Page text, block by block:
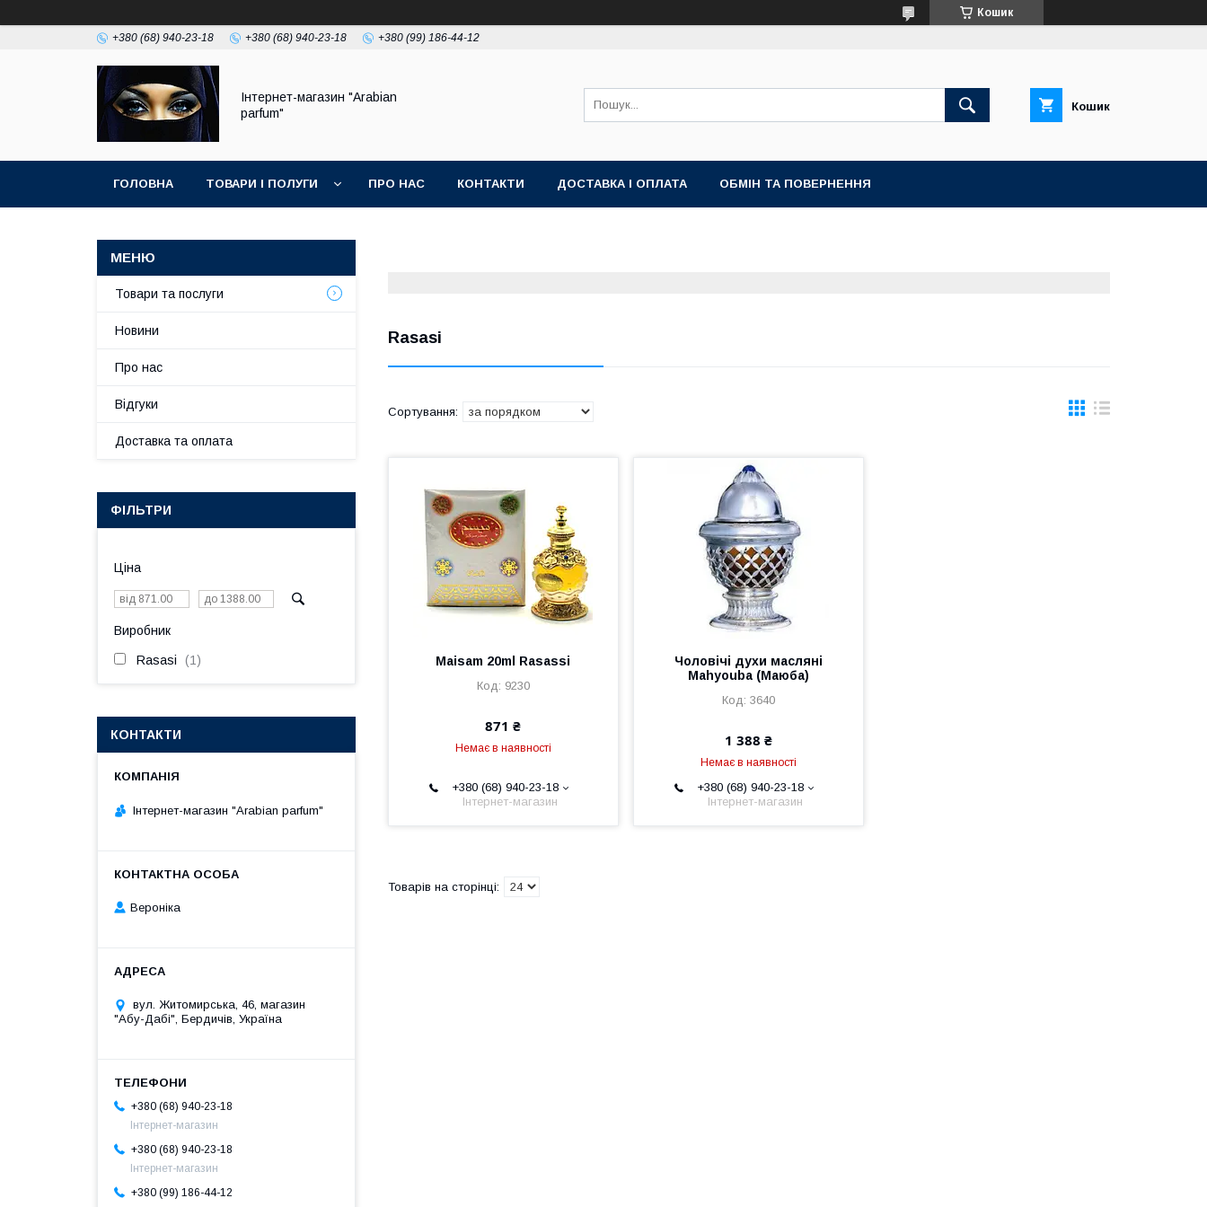
Кошик
+380 (68) 940-23-18 +380 (68) 940-23-18 +380 (99) 186-44-12
Інтернет-магазин "Arabian
parfum"
Кошик
ГОЛОВНА ТОВАРИ І ПОЛУГИ ПРО НАС КОНТАКТИ ДОСТАВКА І ОПЛАТА ОБМІН ТА ПОВЕРНЕННЯ
Rasasi
Maisam 20ml Rasassi
9230
871 ₴
Немає в наявності
+380 (68) 940-23-18
Інтернет-магазин
Чоловічі духи масляні
Mahyouba (Маюба)
3640
1 388 ₴
Немає в наявності
+380 (68) 940-23-18
Інтернет-магазин
Товари та послуги
Новини
Про нас
Відгуки
Доставка та оплата
ФІЛЬТРИ
Ціна
Виробник
Rasasi 1
КОНТАКТИ
Інтернет-магазин "Arabian parfum"
Вероніка
вул. Житомирська, 46, магазин
"Абу-Дабі", Бердичів, Україна
+380 (68) 940-23-18
Інтернет-магазин
+380 (68) 940-23-18
Інтернет-магазин
+380 (99) 186-44-12